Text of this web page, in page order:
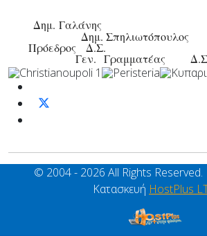
Δημ.
Δημ. Σπηλιωτόπουλος
Γεν. Γραμματέας
© 2004 - 2026 All Rights
Κατασκευή HostPlus